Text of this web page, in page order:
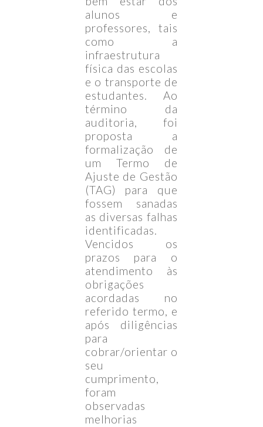
alunos e
professores, tais
como a
infraestrutura
física das escolas
e o transporte de
estudantes. Ao
término da
auditoria, foi
proposta a
formalização de
um Termo de
Ajuste de Gestão
(TAG) para que
fossem sanadas
as diversas falhas
identificadas.
Vencidos os
prazos para o
atendimento às
obrigações
acordadas no
referido termo, e
após diligências
para
cobrar/orientar o
seu
cumprimento,
foram
observadas
melhorias